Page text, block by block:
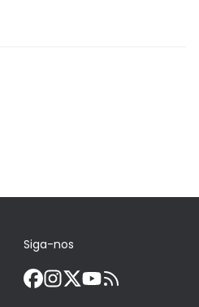
Siga-nos